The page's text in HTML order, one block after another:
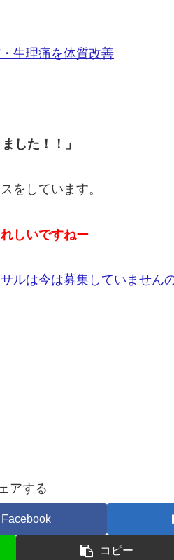
生理痛を体質改善
した！！」
をしています。
しいですねー
ルは今は募集していません
アする
Facebook
コピー